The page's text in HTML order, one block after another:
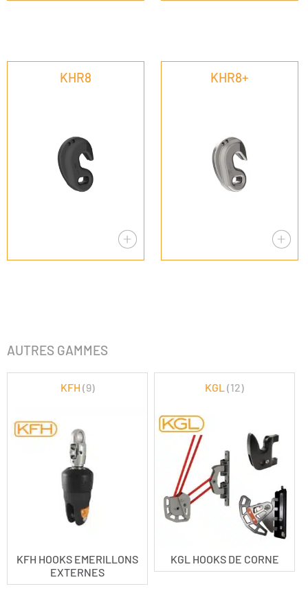
KHR8 KHR8+
AUTRES GAMMES
KFH HOOKS EMERILLONS
EXTERNES
KFH (9)
KGL HOOKS DE CORNE
KGL(12)